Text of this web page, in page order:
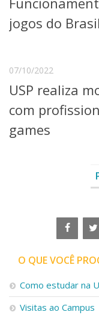
jogos do Brasil
07/10/2022
USP realiza
com
games
O QUE VOCÊ
Como estudar na
Visitas ao Campus